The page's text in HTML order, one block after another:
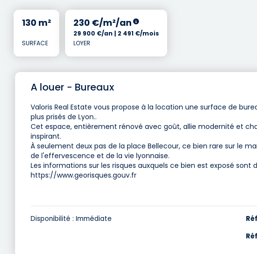
130 m²
SURFACE
230 €/m²/an
29 900 €/an | 2 491 €/mois
LOYER
A louer - Bureaux
Valoris Real Estate vous propose à la location une surface de
plus prisés de Lyon..
Cet espace, entièrement rénové avec goût, allie modernité et
inspirant.
À seulement deux pas de la place Bellecour, ce bien rare sur le
de l'effervescence et de la vie lyonnaise.
Les informations sur les risques auxquels ce bien est exposé sont
https://www.georisques.gouv.fr
Disponibilité : Immédiate